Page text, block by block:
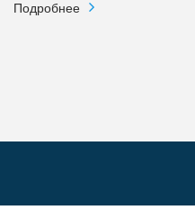
Подробнее